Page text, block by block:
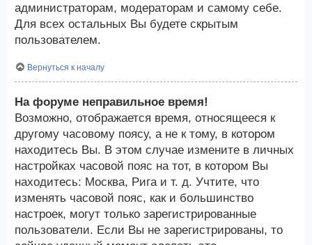
администраторам, модераторам и самому себе.
Для всех остальных Вы будете скрытым
пользователем.
Вернуться к началу
На форуме неправильное время!
Возможно, отображается время, относящееся к
другому часовому поясу, а не к тому, в котором
находитесь Вы. В этом случае измените в личных
настройках часовой пояс на тот, в котором Вы
находитесь: Москва, Рига и т. д. Учтите, что
изменять часовой пояс, как и большинство
настроек, могут только зарегистрированные
пользователи. Если Вы не зарегистрированы, то